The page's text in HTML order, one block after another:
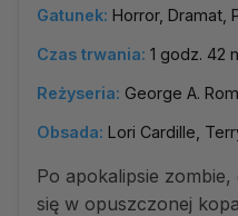
Gatunek: Horror, Dramat,
Czas trwania: 1 godz. 42
Reżyseria: George A.
Obsada: Lori Cardille,
Po apokalipsie
się w opuszczonej